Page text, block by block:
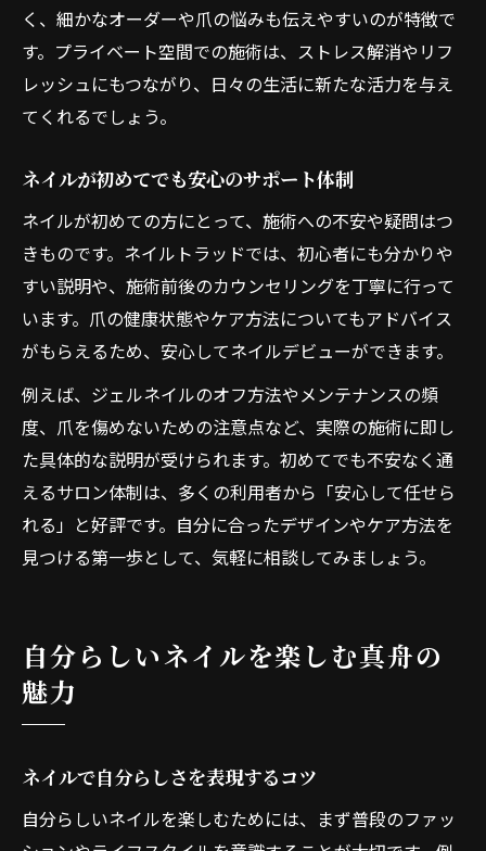
く、細かなオーダーや爪の悩みも伝えやすいのが特徴で
す。プライベート空間での施術は、ストレス解消やリフ
レッシュにもつながり、日々の生活に新たな活力を与え
てくれるでしょう。
ネイルが初めてでも安心のサポート体制
ネイルが初めての方にとって、施術への不安や疑問はつ
きものです。ネイルトラッドでは、初心者にも分かりや
すい説明や、施術前後のカウンセリングを丁寧に行って
います。爪の健康状態やケア方法についてもアドバイス
がもらえるため、安心してネイルデビューができます。
例えば、ジェルネイルのオフ方法やメンテナンスの頻
度、爪を傷めないための注意点など、実際の施術に即し
た具体的な説明が受けられます。初めてでも不安なく通
えるサロン体制は、多くの利用者から「安心して任せら
れる」と好評です。自分に合ったデザインやケア方法を
見つける第一歩として、気軽に相談してみましょう。
自分らしいネイルを楽しむ真舟の
魅力
ネイルで自分らしさを表現するコツ
自分らしいネイルを楽しむためには、まず普段のファッ